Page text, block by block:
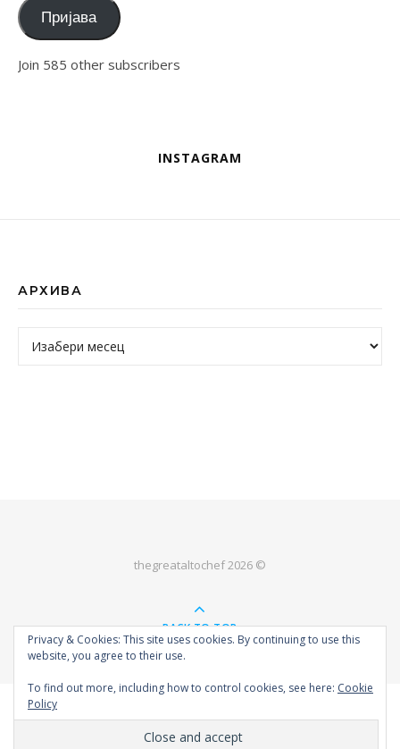
Пријава
Join 585 other subscribers
INSTAGRAM
АРХИВА
Архива
thegreataltochef 2026 ©
BACK TO TOP
Privacy & Cookies: This site uses cookies. By continuing to use this
website, you agree to their use.
To find out more, including how to control cookies, see here: Cookie
Policy